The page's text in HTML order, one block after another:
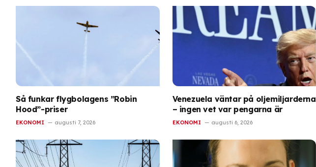
Så funkar flygbolagens ”Robin
Hood”-priser
EKONOMI augusti 7, 2026
Venezuela väntar på oljemiljarderna
– ingen vet var pengarna är
EKONOMI augusti 6, 2026